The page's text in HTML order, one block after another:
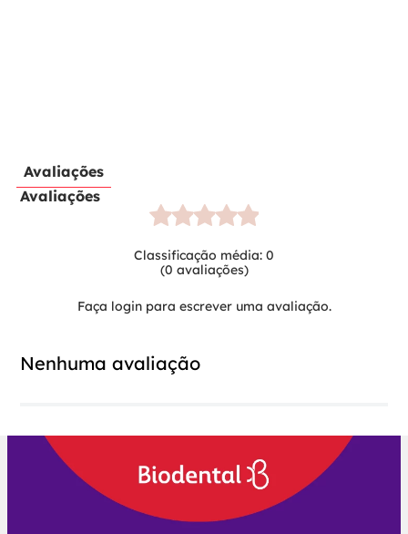
Avaliações
Avaliações
Classificação média: 0
(0 avaliações)
Faça login para escrever uma avaliação.
Nenhuma avaliação